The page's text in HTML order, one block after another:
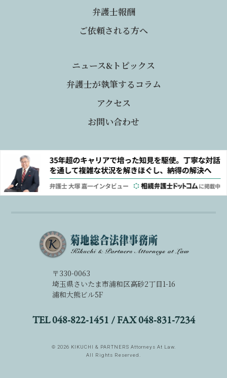
弁護士報酬
ご依頼される方へ
ニュース&トピックス
弁護士が執筆するコラム
アクセス
お問い合わせ
〒330-0063
埼玉県さいたま市浦和区高砂2丁目1-16
浦和大熊ビル5F
TEL 048-822-1451 /FAX 048-831-7234
© 2026 KIKUCHI & PARTNERS Attorneys At Law.
All Rights Reserved.